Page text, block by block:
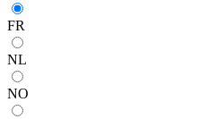
FR
NL
NO